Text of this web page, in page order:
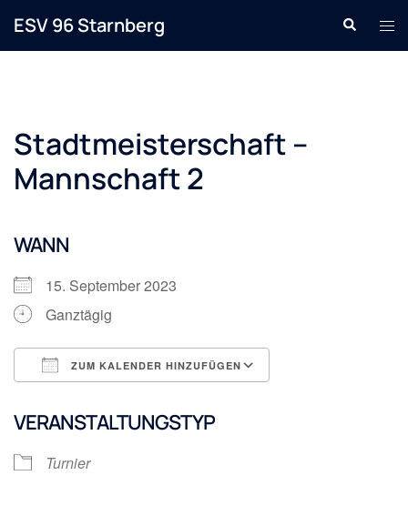
Inhalt
ESV 96 Starnberg Suche
Stadtmeisterschaft –
Mannschaft 2
WANN
15. September 2023
Ganztägig
ZUM KALENDER HINZUFÜGEN
VERANSTALTUNGSTYP
Turnier